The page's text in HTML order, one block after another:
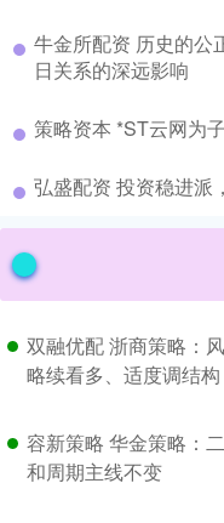
牛金所配资 历史的公
日关系的深远影响
策略资本 *ST云网为
弘盛配资 投资稳进派
双融优配 浙商策略：
略续看多、适度调结构
容新策略 华金策略：
和周期主线不变